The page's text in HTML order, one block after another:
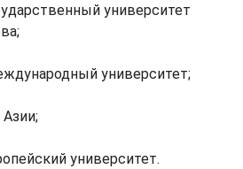
университет
университет;
университет.